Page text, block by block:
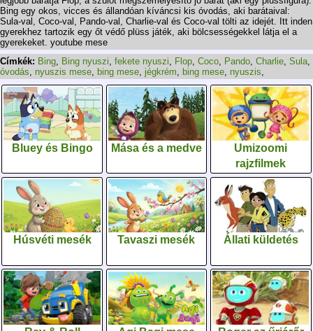
Bing egy okos, vicces és állandóan kíváncsi kis óvodás, aki barátaival:
Sula-val, Coco-val, Pando-val, Charlie-val és Coco-val tölti az idejét. Itt inden
gyerekhez tartozik egy őt védő plüss játék, aki bölcsességekkel látja el a
gyerekeket. youtube mese
Címkék: Bing, Bing nyuszi, fekete nyuszi, Flop, Coco, Pando, Charlie, Sula,
óvodás, nyuszis mese, bing mese, jégkrém, bing mese, nyuszis,
Bluey és Bingo Mása és a medve
Umizoomi
rajzfilmek
Húsvéti mesék Tavaszi mesék Állati küldetés